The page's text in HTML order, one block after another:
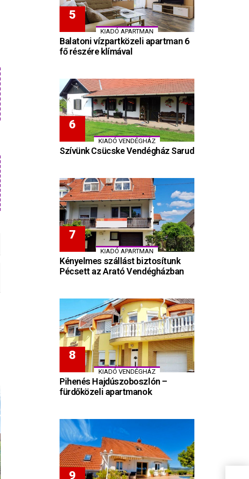
KIADÓ APARTMAN
Balatoni vízpartközeli apartman 6
fő részére klímával
KIADÓ VENDÉGHÁZ
Szívünk Csücske Vendégház Sarud
KIADÓ APARTMAN
Kényelmes szállást biztosítunk
Pécsett az Arató Vendégházban
KIADÓ VENDÉGHÁZ
Pihenés Hajdúszoboszlón –
fürdőközeli apartmanok